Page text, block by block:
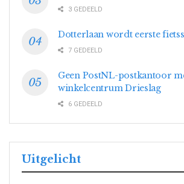
3 GEDEELD
Dotterlaan wordt eerste
7 GEDEELD
Geen PostNL-postkantoor
winkelcentrum Drieslag
6 GEDEELD
Uitgelicht